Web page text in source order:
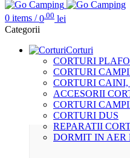
0 items / 0 .00 lei
Categorii
Corturi
CORTURI
CORTURI
CORTURI CAINI,
ACCESORII
CORTURI
CORTURI DUS
REPARATII
DORMIT IN AER